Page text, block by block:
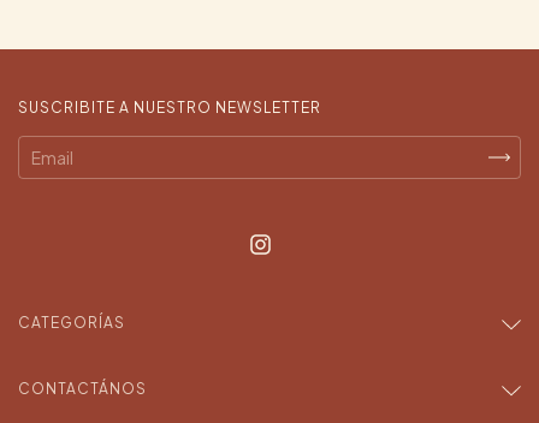
SUSCRIBITE A NUESTRO NEWSLETTER
CATEGORÍAS
CONTACTÁNOS